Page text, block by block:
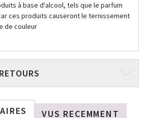
à base d'alcool, tels que le parfum
ces produits causeront le ternissement
de couleur
VUS RECEMMENT